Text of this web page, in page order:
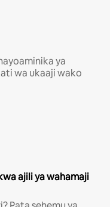
ya
wa ukaaji wako
ajili ya wahamaji